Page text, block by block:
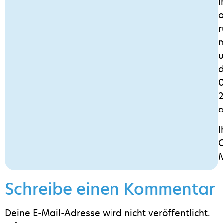
Schreibe einen Kommentar
Deine E-Mail-Adresse wird nicht veröffentlicht.